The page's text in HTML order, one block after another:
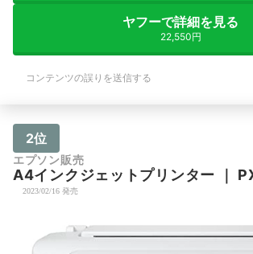
ヤフーで詳細を見る
22,550円
コンテンツの誤りを送信する
2位
エプソン販売
A4インクジェットプリンター
2023/02/16 発売